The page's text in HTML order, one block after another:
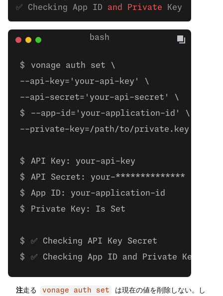
✅ Checking App ID and Private Key
vonage auth set \
--api-key='your-api-key' \
--api-secret='your-api-secret' \
--app-id='your-application-id' \
--private-key=/path/to/private.key
API Key: your-api-key
API Secret: your-**************
App ID: your-application-id
Private Key: Is Set
✅ Checking API Key Secret
✅ Checking App ID and Private Key
注走る vonage auth set
は現在の値を削除しない。し